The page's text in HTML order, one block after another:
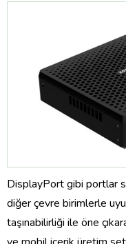
DisplayPort gibi portlar
diğer çevre birimlerle
taşınabilirliği ile öne